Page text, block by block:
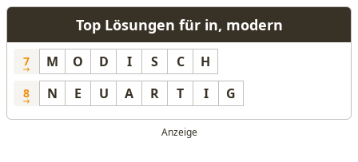
Top Lösungen für in, modern
7 M O D I S C H
8 N E U A R T I G